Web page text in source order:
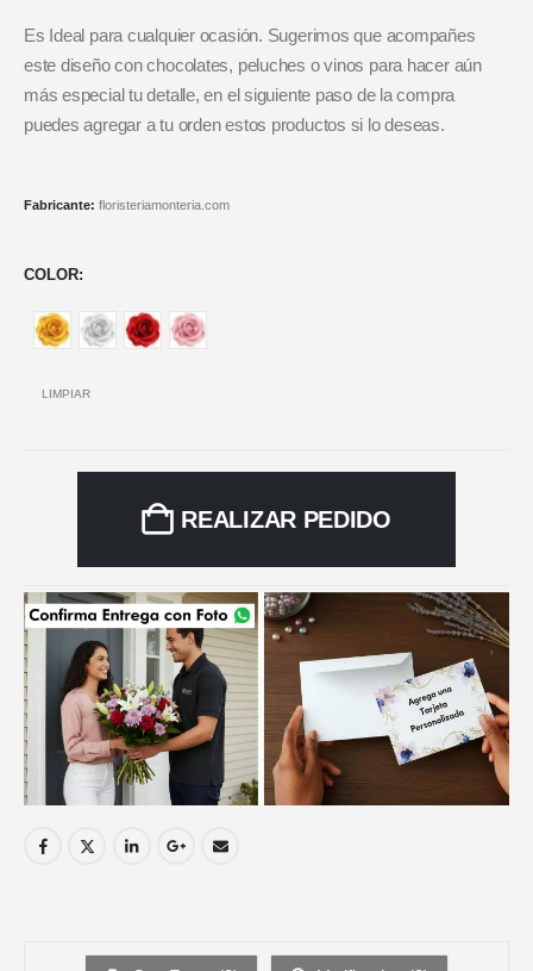
Es Ideal para cualquier ocasión. Sugerimos que acompañes
este diseño con chocolates, peluches o vinos para hacer aún
más especial tu detalle, en el siguiente paso de la compra
puedes agregar a tu orden estos productos si lo deseas.
Fabricante: floristeriamonteria.com
COLOR
LIMPIAR
REALIZAR PEDIDO